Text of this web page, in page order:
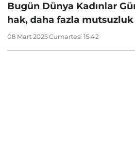
Bugün Dünya Kadınlar
hak, daha fazla mutsuzluk
08 Mart 2025 Cumartesi 15:42